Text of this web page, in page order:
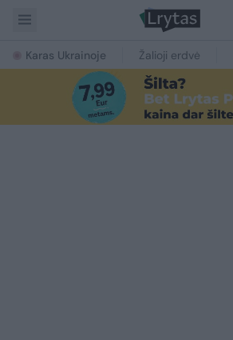
Karas Ukrainoje Žalioji erdvė